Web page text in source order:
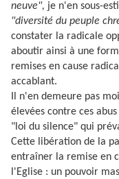
neuve", je n'en sous-
"diversité du peuple
constater la radicale
aboutir ainsi à une
remises en cause
accablant.
Il n'en demeure pas
élevées contre ces
"loi du silence" qui
Cette libération de la
entraîner la remise en
l'Eglise : un pouvoir